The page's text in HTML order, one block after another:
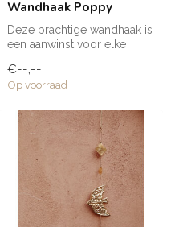
Wandhaak Poppy
Deze prachtige wandhaak is
een aanwinst voor elke
handd...
€--,--
Op voorraad